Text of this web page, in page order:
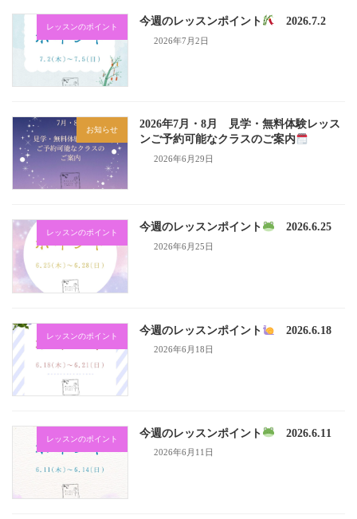
レッスンのポイント 今週のレッスンポイント 2026.7.2
2026年7月2日
お知らせ
2026年7月・8月 見学・無料体験レッス
ンご予約可能なクラスのご案内
2026年6月29日
レッスンのポイント 今週のレッスンポイント 2026.6.25
2026年6月25日
レッスンのポイント 今週のレッスンポイント 2026.6.18
2026年6月18日
レッスンのポイント 今週のレッスンポイント 2026.6.11
2026年6月11日